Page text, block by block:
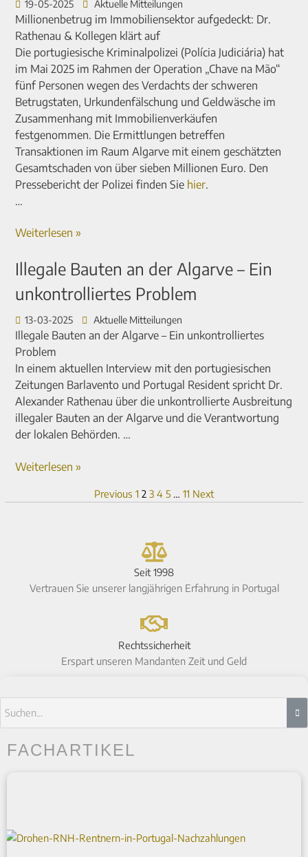
19-05-2025 Aktuelle Mitteilungen
Millionenbetrug im Immobiliensektor aufgedeckt: Dr.
Rathenau & Kollegen klärt auf
Die portugiesische Kriminalpolizei (Polícia Judiciária) hat
im Mai 2025 im Rahmen der Operation „Chave na Mão“
fünf Personen wegen des Verdachts der schweren
Betrugstaten, Urkundenfälschung und Geldwäsche im
Zusammenhang mit Immobilienverkäufen
festgenommen. Die Ermittlungen betreffen
Transaktionen im Raum Algarve mit einem geschätzten
Gesamtschaden von über sieben Millionen Euro. Den
Pressebericht der Polizei finden Sie hier.
…
Weiterlesen »
Illegale Bauten an der Algarve – Ein
unkontrolliertes Problem
13-03-2025 Aktuelle Mitteilungen
Illegale Bauten an der Algarve – Ein unkontrolliertes
Problem
In einem aktuellen Interview mit den portugiesischen
Zeitungen Barlavento und Portugal Resident spricht Dr.
Alexander Rathenau über die unkontrollierte Ausbreitung
illegaler Bauten an der Algarve und die Verantwortung
der lokalen Behörden. …
Weiterlesen »
Previous 1 2 3 4 5 11 Next
Seit 1998
Vertrauen Sie unserer langjährigen Erfahrung in Portugal
Rechtssicherheit
Erspart unseren Mandanten Zeit und Geld
FACHARTIKEL